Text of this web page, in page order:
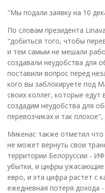
"Мы подали заявку на 10
По словам президента
"добиться того, чтобы
и тем самым не мешали
создавали неудобства для
поставили вопрос перед
кого вы заблокируете под
своих коллег, которые
создадим неудобства для
перевозчиках и так
Микенас также отметил
не может вернуть свои
территории Белоруссии -
убытки, и цифры
евро, и эта цифра растет с
ежедневная потеря дохода